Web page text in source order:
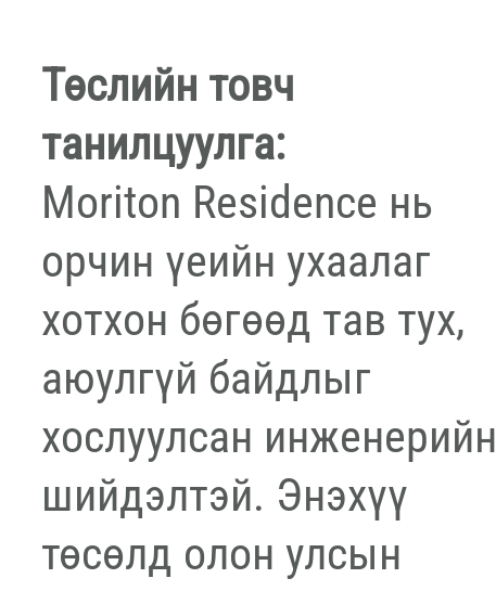
Төслийн товч
танилцуулга:
Moriton Residence нь
орчин үеийн ухаалаг
хотхон бөгөөд тав тух,
аюулгүй байдлыг
хослуулсан инженерийн
шийдэлтэй. Энэхүү
төсөлд олон улсын